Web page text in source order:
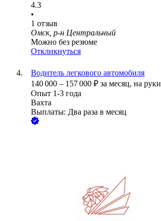
4.3
•
1 отзыв
Омск, р-н Центральный
Можно без резюме
Откликнуться
Водитель легкового автомобиля
140 000 – 157 000 ₽ за месяц, на руки
Опыт 1-3 года
Вахта
Выплаты: Два раза в месяц